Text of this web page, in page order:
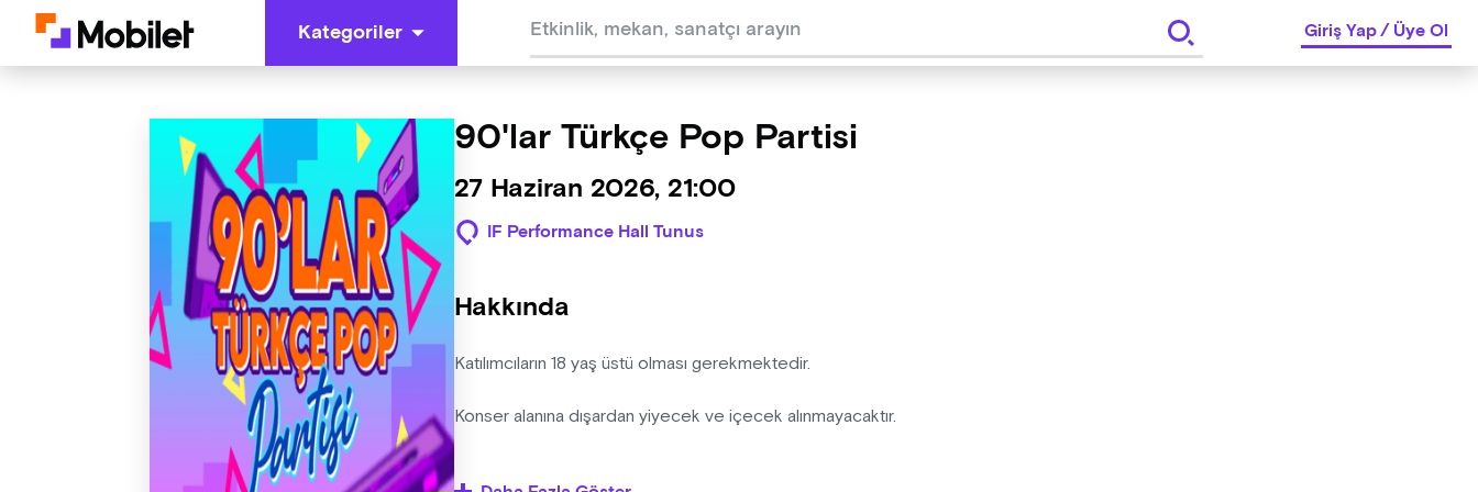
Kategoriler Giriş Yap/Üye Ol
90'lar Türkçe Pop Partisi
27 Haziran 2026, 21:00
IF Performance Hall Tunus
Hakkında
Katılımcıların 18 yaş üstü olması gerekmektedir.
Konser alanına dışardan yiyecek ve içecek alınmayacaktır.